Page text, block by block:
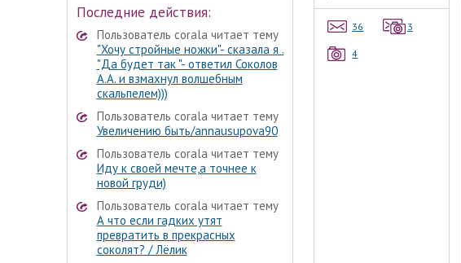
Последние действия:
Пользователь corala читает тему
"Хочу стройные ножки"- сказала я .
"Да будет так "- ответил Соколов
А.А. и взмахнул волшебным
скальпелем)))
Пользователь corala читает тему
Увеличению быть/annausupova90
Пользователь corala читает тему
Иду к своей мечте,а точнее к
новой груди)
Пользователь corala читает тему
А что если гадких утят
превратить в прекрасных
соколят? / Лёлик
36 3
4